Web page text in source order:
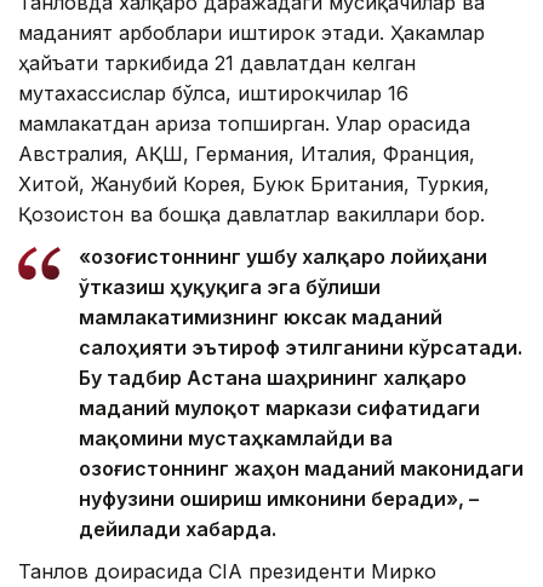
маданият арбоблари иштирок этади. Ҳакамлар
ҳайъати таркибида 21 давлатдан келган
мутахассислар бўлса, иштирокчилар 16
мамлакатдан ариза топширган. Улар орасида
Австралия, АҚШ, Германия, Италия, Франция,
Хитой, Жанубий Корея, Буюк Британия, Туркия,
Қозоғистон ва бошқа давлатлар вакиллари бор.
«Қозоғистоннинг ушбу халқаро лойиҳани
ўтказиш ҳуқуқига эга бўлиши
мамлакатимизнинг юксак маданий
салоҳияти эътироф этилганини кўрсатади.
Бу тадбир Астана шаҳрининг халқаро
маданий мулоқот маркази сифатидаги
мақомини мустаҳкамлайди ва
Қозоғистоннинг жаҳон маданий маконидаги
нуфузини ошириш имконини беради», –
дейилади хабарда.
Танлов доирасида CIA президенти Мирко